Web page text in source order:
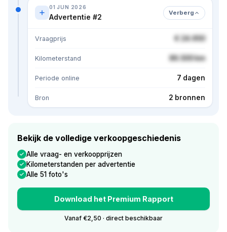
01 JUN 2026
Advertentie #2 Verberg
Vraagprijs € 24.950
Kilometerstand 86.500 km
Periode online 7 dagen
Bron 2 bronnen
Bekijk de volledige verkoopgeschiedenis
Alle vraag- en verkoopprijzen
Kilometerstanden per advertentie
Alle 51 foto's
Download het Premium Rapport
Vanaf €2,50 · direct beschikbaar